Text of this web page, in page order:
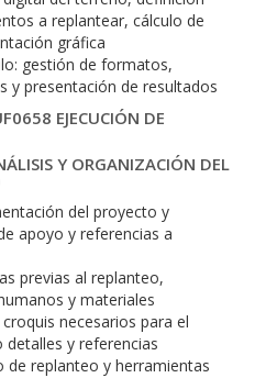
a replantear, cálculo de
gráfica
gestión de formatos,
y presentación de resultados
EJECUCIÓN DE
Y ORGANIZACIÓN DEL
del proyecto y
apoyo y referencias a
previas al replanteo,
y materiales
necesarios para el
y referencias
de replanteo y herramientas